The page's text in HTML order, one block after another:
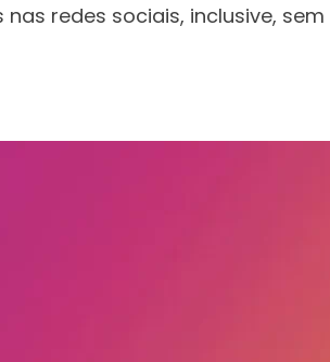
redes sociais, inclusive,